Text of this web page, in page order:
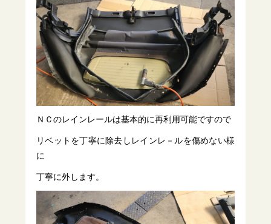
ＮＣのレインレールは基本的に再利用可能ですので
リベットを丁寧に除去しレインレ－ルを傷めない様
に
丁寧に外します。